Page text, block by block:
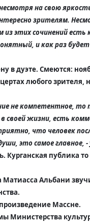
на свою
зрителям.
этих сочинений
и как раз будет
в дуэте. Смеются:
любого
не компетентное, то
своей жизни, есть
что человек
это самое главное,
Курганская публика
Альбани
Массне.
Министерства